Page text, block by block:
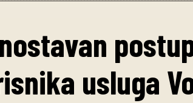
usluga